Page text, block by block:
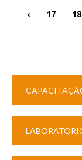
‹ 17 18